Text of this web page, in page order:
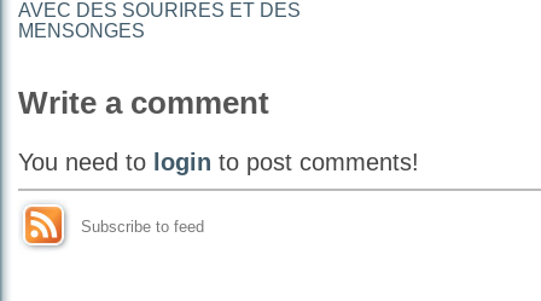
AVEC DES SOURIRES ET DES
MENSONGES
Write a comment
You need to login to post comments!
Subscribe to feed